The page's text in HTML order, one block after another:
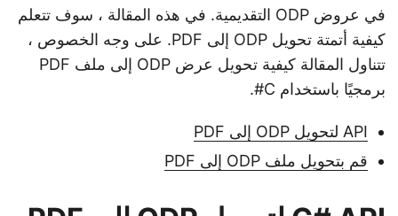
في عروض ODP التقديمية. في هذه المقالة ، سوف تتعلم
كيفية أتمتة تحويل ODP إلى PDF. على وجه الخصوص ،
تتناول المقالة كيفية تحويل عرض ODP إلى ملف PDF
برمجيًا باستخدام C#.
API لتحويل ODP إلى PDF
قم بتحويل ملف ODP إلى PDF